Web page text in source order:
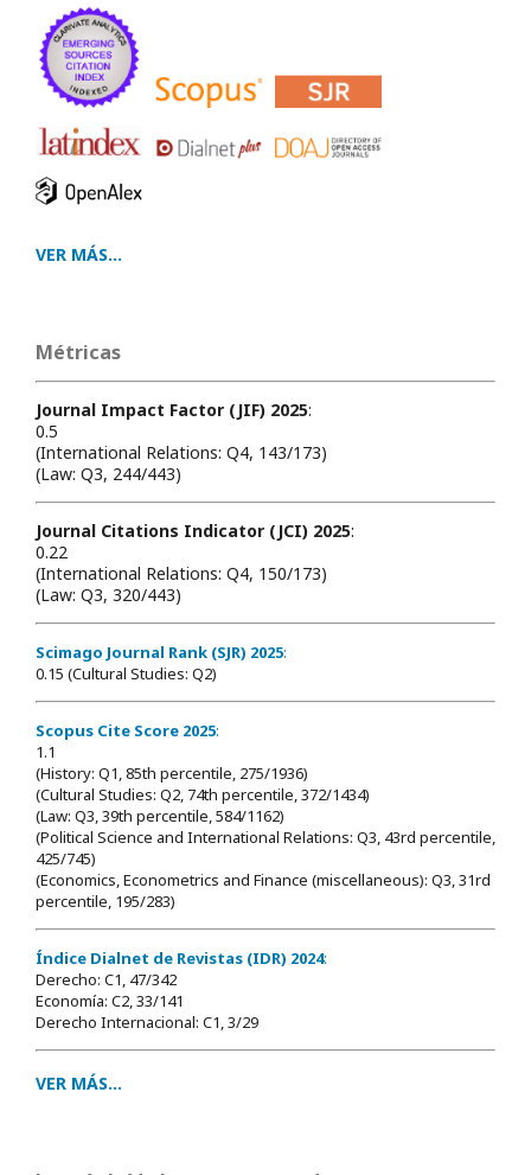
VER MÁS...
Métricas
Journal Impact Factor (JIF) 2025:
0.5
(International Relations: Q4, 143/173)
(Law: Q3, 244/443)
Journal Citations Indicator (JCI) 2025:
0.22
(International Relations: Q4, 150/173)
(Law: Q3, 320/443)
Scimago Journal Rank (SJR) 2025:
0.15 (Cultural Studies: Q2)
Scopus Cite Score 2025:
1.1
(History: Q1, 85th percentile, 275/1936)
(Cultural Studies: Q2, 74th percentile, 372/1434)
(Law: Q3, 39th percentile, 584/1162)
(Political Science and International Relations: Q3, 43rd percentile,
425/745)
(Economics, Econometrics and Finance (miscellaneous): Q3, 31rd
percentile, 195/283)
Índice Dialnet de Revistas (IDR) 2024:
Derecho: C1, 47/342
Economía: C2, 33/141
Derecho Internacional: C1, 3/29
VER MÁS...